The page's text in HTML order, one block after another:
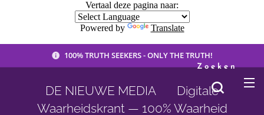
Vertaal deze pagina naar:
Powered by Translate
100% TRUTH SEEKERS - ONLY THE TRUTH!
DE NIEUWE MEDIA 🟣 Digitale
Waarheidskrant — 100% Waarheid
Zoeken